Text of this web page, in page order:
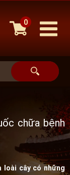
0
chữa bệnh
loài cây có những